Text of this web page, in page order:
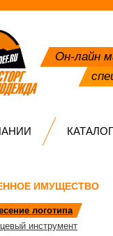
Он-лайн
КАТАЛОГ
ИМУЩЕСТВО
логотипа
инструмент